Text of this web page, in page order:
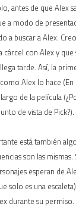
antes de que Alex
a modo de
a buscar a Alex.
cárcel con Alex y
tarde. Así, la
Alex lo hace (En
de la película
de vista de Pick?).
está también
son las
esperan de
solo es una
durante su permiso.